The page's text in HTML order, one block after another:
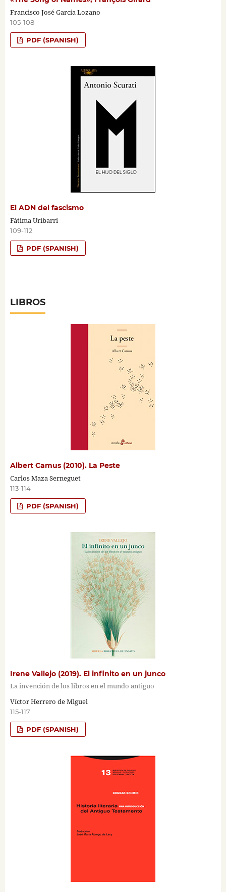
Francisco José García Lozano
105-108
PDF (SPANISH)
El ADN del fascismo
Fátima Uríbarri
109-112
PDF (SPANISH)
LIBROS
Albert Camus (2010). La Peste
Carlos Maza Serneguet
113-114
PDF (SPANISH)
Irene Vallejo (2019). El infinito en un junco
La invención de los libros en el mundo antiguo
Víctor Herrero de Miguel
115-117
PDF (SPANISH)